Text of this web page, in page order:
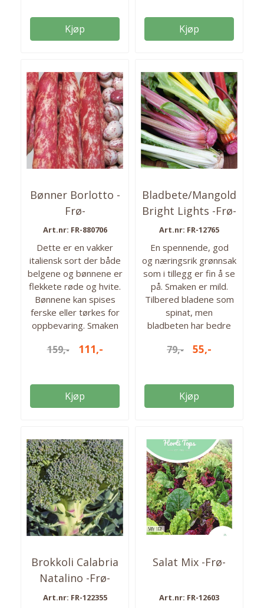
Kjøp
sept. Antall frø: 1200
frø
Kjøp
Bønner Borlotto -
Frø-
Art.nr: FR-880706
Dette er en vakker
italiensk sort der både
belgene og bønnene er
flekkete røde og hvite.
Bønnene kan spises
ferske eller tørkes for
oppbevaring. Smaken
nøtteaktig. Bredt
gryter og salater. En
forholdsvis lav variant.
inne fra: mars Så ute
fra: Mai Kan høstes fra:
mai- september Antall
frø i pakken: 50 gram
159,- 111,-
Kjøp
Bladbete/Mangold
Bright Lights -Frø-
Art.nr: FR-12765
En spennende, god
og næringsrik grønnsak
som i tillegg er fin å se
på. Smaken er mild.
Tilbered bladene som
spinat, men
bladbeten har bedre
Stilkene tilberedes og
høstes tidlig og brukes
i salater. Antall frø: Ca
juni-sept.
79,- 55,-
Kjøp
Brokkoli Calabria
Natalino -Frø-
Art.nr: FR-122355
Salat Mix -Frø-
Art.nr: FR-12603